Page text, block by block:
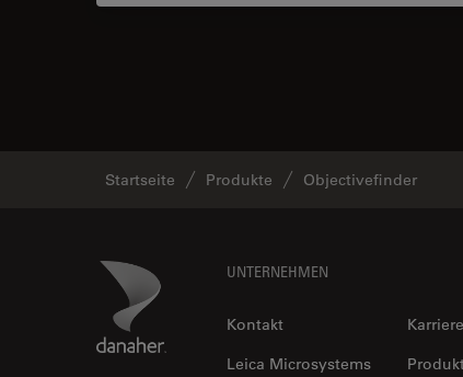
Startseite Produkte Objectivefinder
Danaher Logo UNTERNEHMEN
Kontakt
Karriere
Leica Microsystems